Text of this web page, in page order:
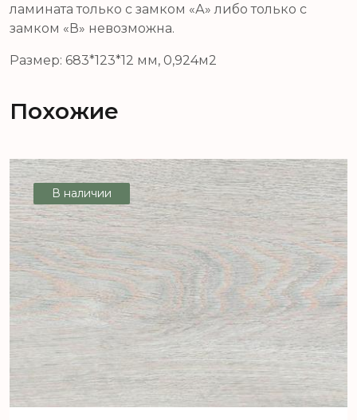
ламината только с замком «А» либо только с
замком «В» невозможна.
Размер: 683*123*12 мм, 0,924м2
Похожие
В наличии